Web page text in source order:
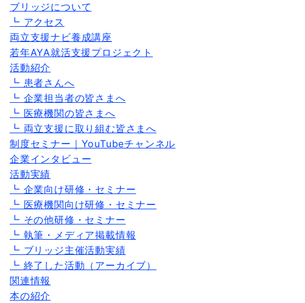
ブリッジについて
┗ アクセス
両立支援ナビ養成講座
若年AYA就活支援プロジェクト
活動紹介
┗ 患者さんへ
┗ 企業担当者の皆さまへ
┗ 医療機関の皆さまへ
┗ 両立支援に取り組む皆さまへ
制度セミナー｜YouTubeチャンネル
企業インタビュー
活動実績
┗ 企業向け研修・セミナー
┗ 医療機関向け研修・セミナー
┗ その他研修・セミナー
┗ 執筆・メディア掲載情報
┗ ブリッジ主催活動実績
┗ 終了した活動（アーカイブ）
関連情報
本の紹介